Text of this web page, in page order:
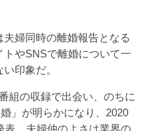
婦同時の離婚報告となる
やSNSで離婚について一
印象だ。
組の収録で出会い、のちに
」が明らかになり、2020